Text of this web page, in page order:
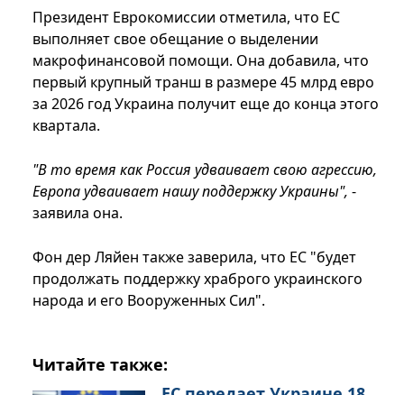
Президент Еврокомиссии отметила, что ЕС
выполняет свое обещание о выделении
макрофинансовой помощи. Она добавила, что
первый крупный транш в размере 45 млрд евро
за 2026 год Украина получит еще до конца этого
квартала.
"В то время как Россия удваивает свою агрессию,
Европа удваивает нашу поддержку Украины", -
заявила она.
Фон дер Ляйен также заверила, что ЕС "будет
продолжать поддержку храброго украинского
народа и его Вооруженных Сил".
Читайте также: